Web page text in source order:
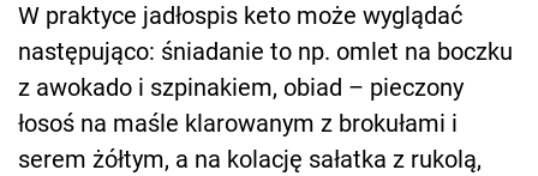
W praktyce jadłospis keto może wyglądać
następująco: śniadanie to np. omlet na boczku
z awokado i szpinakiem, obiad – pieczony
łosoś na maśle klarowanym z brokułami i
serem żółtym, a na kolację sałatka z rukolą,